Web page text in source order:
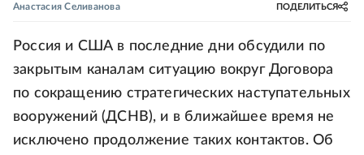
Анастасия Селиванова ПОДЕЛИТЬСЯ
Россия и США в последние дни обсудили по
закрытым каналам ситуацию вокруг Договора
по сокращению стратегических наступательных
вооружений (ДСНВ), и в ближайшее время не
исключено продолжение таких контактов. Об